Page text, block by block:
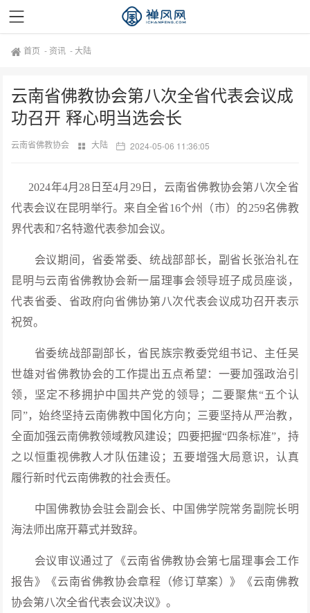
首页 - 资讯 -大陆
云南省佛教协会第八次全省代表会议成
功召开 释心明当选会长
云南省佛教协会 大陆 2024-05-06 11:36:05
2024年4月28日至4月29日，云南省佛教协会第八次全省
代表会议在昆明举行。来自全省16个州（市）的259名佛教
界代表和7名特邀代表参加会议。
会议期间，省委常委、统战部部长，副省长张治礼在
昆明与云南省佛教协会新一届理事会领导班子成员座谈，
代表省委、省政府向省佛协第八次代表会议成功召开表示
祝贺。
省委统战部副部长，省民族宗教委党组书记、主任吴
世雄对省佛教协会的工作提出五点希望：一要加强政治引
领，坚定不移拥护中国共产党的领导；二要聚焦“五个认
同”，始终坚持云南佛教中国化方向；三要坚持从严治教，
全面加强云南佛教领域教风建设；四要把握“四条标准”，持
之以恒重视佛教人才队伍建设；五要增强大局意识，认真
履行新时代云南佛教的社会责任。
中国佛教协会驻会副会长、中国佛学院常务副院长明
海法师出席开幕式并致辞。
会议审议通过了《云南省佛教协会第七届理事会工作
报告》《云南省佛教协会章程（修订草案）》《云南佛教
协会第八次全省代表会议决议》。